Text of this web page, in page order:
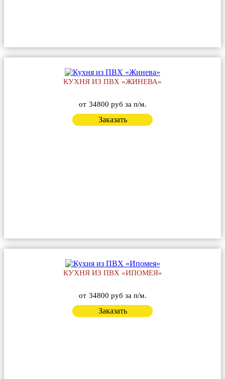
КУХНЯ ИЗ ПВХ «ЖИНЕВА»
от 34800 руб за п/м.
Заказать
КУХНЯ ИЗ ПВХ «ИПОМЕЯ»
от 34800 руб за п/м.
Заказать